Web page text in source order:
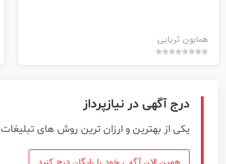
همایون ثریایی
درج آگهی در نیازپرداز
یکی از بهترین و ارزان ترین روش های